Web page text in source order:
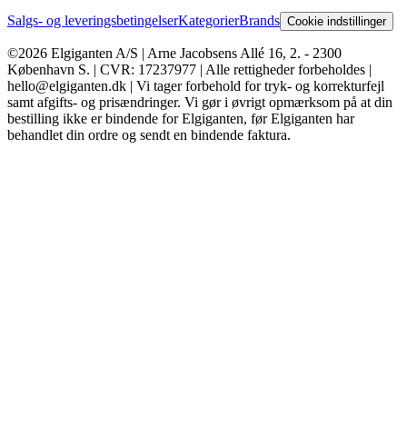
Salgs- og leveringsbetingelserKategorierBrands Cookie indstillinger
©2026 Elgiganten A/S | Arne Jacobsens Allé 16, 2. - 2300
København S. | CVR: 17237977 | Alle rettigheder forbeholdes |
hello@elgiganten.dk | Vi tager forbehold for tryk- og korrekturfejl
samt afgifts- og prisændringer. Vi gør i øvrigt opmærksom på at din
bestilling ikke er bindende for Elgiganten, før Elgiganten har
behandlet din ordre og sendt en bindende faktura.